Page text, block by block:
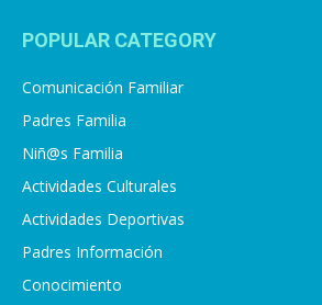
POPULAR CATEGORY
Comunicación Familiar
Padres Familia
Niñ@s Familia
Actividades Culturales
Actividades Deportivas
Padres Información
Conocimiento